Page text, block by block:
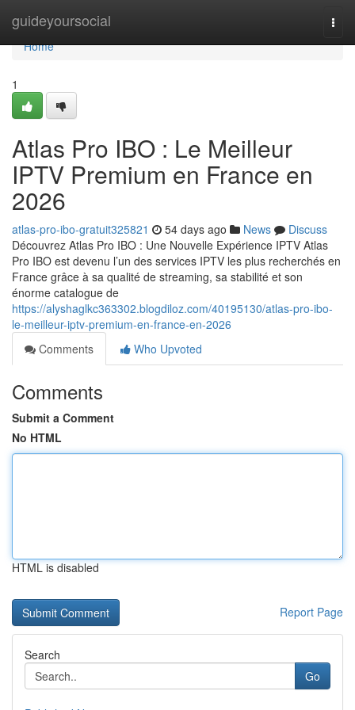
guideyoursocial
Home
Home
1
Atlas Pro IBO : Le Meilleur
IPTV Premium en France en
2026
atlas-pro-ibo-gratuit325821 54 days ago News
Discuss
Découvrez Atlas Pro IBO : Une Nouvelle Expérience IPTV Atlas
Pro IBO est devenu l’un des services IPTV les plus recherchés en
France grâce à sa qualité de streaming, sa stabilité et son
énorme catalogue de
https://alyshaglkc363302.blogdiloz.com/40195130/atlas-pro-ibo-
le-meilleur-iptv-premium-en-france-en-2026
Comments
Who Upvoted
Comments
Submit a Comment
No HTML
HTML is disabled
Report Page
Search
Go